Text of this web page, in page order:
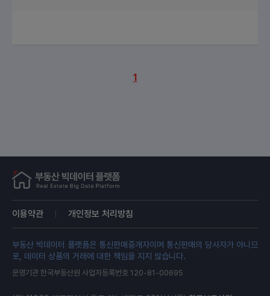
1
이용약관 개인정보 처리방침
부동산 빅데이터 플랫폼은 통신판매중개자이며 통신판매의 당사자가 아니므
로, 데이터 상품의 거래에 대한 책임을 지지 않습니다.
운영기관 한국부동산원 사업자등록번호 120-81-00695